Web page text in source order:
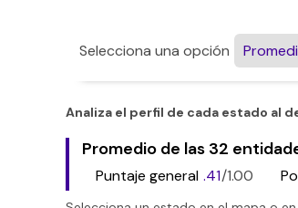
Selecciona una opción
Analiza el perfil de cada estado al
Promedio de las 32
.41